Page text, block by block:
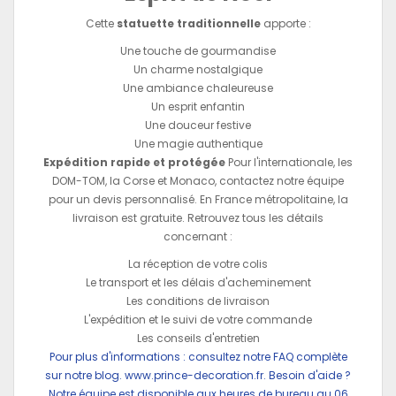
Cette statuette traditionnelleapporte :
Une touche de gourmandise
Un charme nostalgique
Une ambiance chaleureuse
Un esprit enfantin
Une douceur festive
Une magie authentique
Expédition rapide et protégée Pour l'internationale, les
DOM-TOM, la Corse et Monaco, contactez notre équipe
pour un devis personnalisé. En France métropolitaine, la
livraison est gratuite. Retrouvez tous les détails
concernant :
La réception de votre colis
Le transport et les délais d'acheminement
Les conditions de livraison
L'expédition et le suivi de votre commande
Les conseils d'entretien
Pour plus d'informations : consultez notre FAQ complète
sur notre blog. www.prince-decoration.fr. Besoin d'aide ?